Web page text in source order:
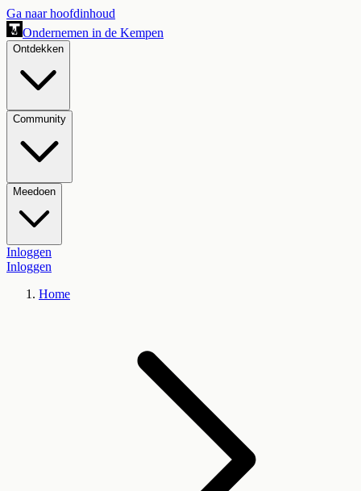
Ga naar hoofdinhoud
Ondernemen in de Kempen
Ontdekken
Community
Meedoen
Inloggen
Inloggen
Home